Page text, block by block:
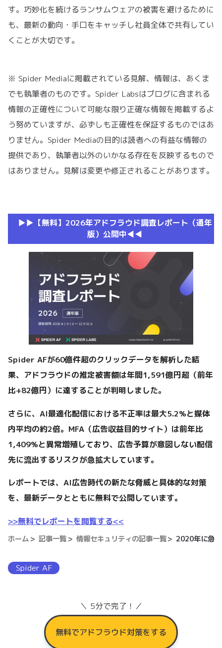
す。巧妙化を続けるランサムウェアの被害を避けるために
も、最新の動向・手口をキャッチし社員全体で共有してい
くことが大切です。
※ Spider Mediaに掲載されている見解、情報は、あくま
でも執筆者のものです。Spider Labsはブログに含まれる
情報の正確性について可能な限り正確な情報を掲載するよ
う努めていますが、必ずしも正確性を保証するものではあ
りません。Spider Mediaの目的は読者への有益な情報の
提供であり、執筆者以外のいかなる存在を反映するもので
はありません。見解は変更や修正されることがあります。
▶︎▶︎【無料】2026年アドフラウド調査レポート（通年
版）公開中◀︎◀︎
Spider AFが60億件超のクリックデータを解析した結
果、アドフラウドの推定被害額は年間1,591億円超（前年
比+82億円）に達することが判明しました。
さらに、AI最適化配信における不正率は最大5.2%と媒体
内平均の約2倍。MFA（広告収益目的サイト）は前年比
1,409%と異常増殖しており、広告予算が意図しない配信
先に流出するリスクが急拡大しています。
レポートでは、AI広告時代の新たな脅威と具体的な対策
を、最新データとともに無料で公開しています。
>>無料でレポートを閲覧する<<
ホーム 記事一覧 情報セキュリティの記事一覧 2020年に急
Spider AF
＼ 5分で完了！／
無料でアドフラウド対策をする